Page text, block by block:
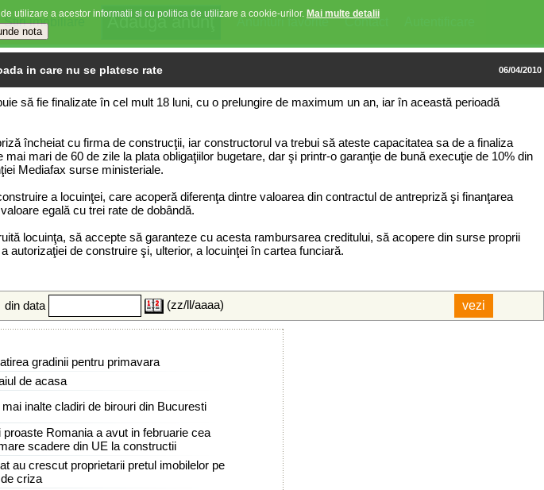
Contact
Anunturi favorite
Stiri imobiliare
in care nu se platesc rate 06/04/2010
să fie finalizate în cel mult 18 luni, cu o prelungire de maximum un an, iar în această perioadă
încheiat cu firma de construcţii, iar constructorul va trebui să ateste capacitatea sa de a finaliza
mari de 60 de zile la plata obligaţiilor bugetare, dar şi printr-o garanţie de bună execuţie de 10% din
Mediafax surse ministeriale.
a locuinţei, care acoperă diferenţa dintre valoarea din contractul de antrepriză şi finanţarea
egală cu trei rate de dobândă.
locuinţa, să accepte să garanteze cu acesta rambursarea creditului, să acopere din surse proprii
de construire şi, ulterior, a locuinţei în cartea funciară.
din data (zz/ll/aaaa)
gradinii pentru primavara
de acasa
inalte cladiri de birouri din Bucuresti
proaste Romania a avut in februarie cea
scadere din UE la constructii
au crescut proprietarii pretul imobilelor pe
criza
utilizare a acestor informatii si cu politica de utilizare a cookie-urilor. Mai multe detalii